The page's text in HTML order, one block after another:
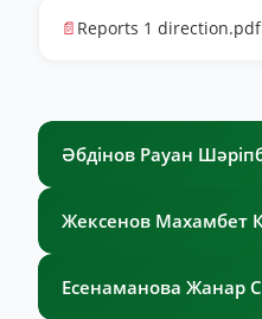
📄 Reports 1 direction.pdf
Әбдінов Рауан
Жексенов Махамбет
Есенаманова Жанар